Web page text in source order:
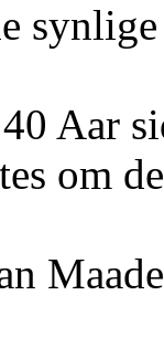
Aar
om